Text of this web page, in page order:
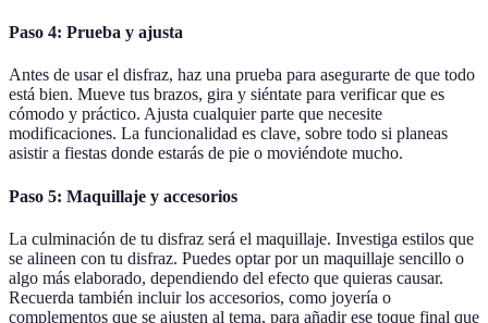
Paso 4: Prueba y ajusta
Antes de usar el disfraz, haz una prueba para asegurarte de que todo
está bien. Mueve tus brazos, gira y siéntate para verificar que es
cómodo y práctico. Ajusta cualquier parte que necesite
modificaciones. La funcionalidad es clave, sobre todo si planeas
asistir a fiestas donde estarás de pie o moviéndote mucho.
Paso 5: Maquillaje y accesorios
La culminación de tu disfraz será el maquillaje. Investiga estilos que
se alineen con tu disfraz. Puedes optar por un maquillaje sencillo o
algo más elaborado, dependiendo del efecto que quieras causar.
Recuerda también incluir los accesorios, como joyería o
complementos que se ajusten al tema, para añadir ese toque final que